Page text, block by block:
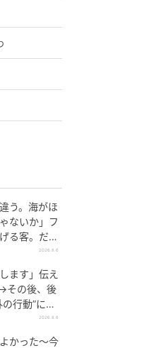
う。海がほ
ないか」フ
る客。だ
録を示した
2026.8.6
ます」伝え
その後、後
行動”に
去りまし2026.8.6
かった〜今